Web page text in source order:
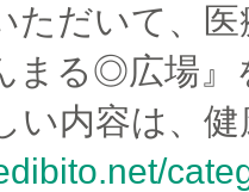
ただいて、
まる◎広場』
い内容は、